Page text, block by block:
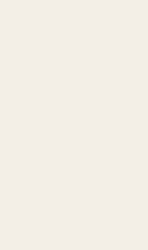
修会」のご案